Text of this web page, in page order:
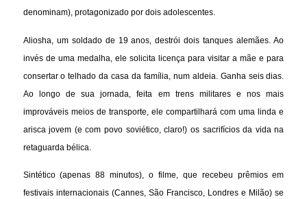
denominam), protagonizado por dois adolescentes.
Aliosha, um soldado de 19 anos, destrói dois tanques alemães. Ao
invés de uma medalha, ele solicita licença para visitar a mãe e para
consertar o telhado da casa da família, num aldeia. Ganha seis dias.
Ao longo de sua jornada, feita em trens militares e nos mais
improváveis meios de transporte, ele compartilhará com uma linda e
arisca jovem (e com povo soviético, claro!) os sacrifícios da vida na
retaguarda bélica.
Sintético (apenas 88 minutos), o filme, que recebeu prêmios em
festivais internacionais (Cannes, São Francisco, Londres e Milão) se